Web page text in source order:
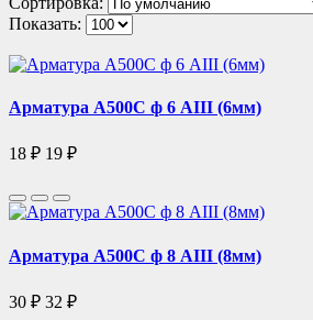
Показать:
Арматура А500С ф 6 АIII (6мм)
18 ₽ 19 ₽
Арматура А500С ф 8 АIII (8мм)
30 ₽ 32 ₽